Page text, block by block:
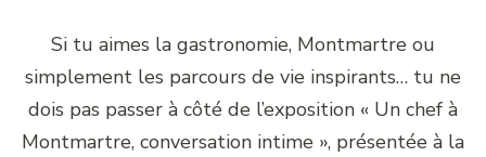
Si tu aimes la gastronomie, Montmartre ou
simplement les parcours de vie inspirants… tu ne
dois pas passer à côté de l’exposition « Un chef à
Montmartre, conversation intime », présentée à la